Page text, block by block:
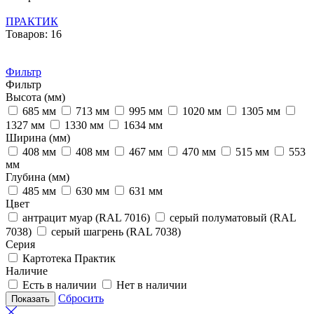
ПРАКТИК
Товаров: 16
Фильтр
Фильтр
Высота (мм)
685 мм
713 мм 995 мм 1020 мм
1305 мм
1327 мм
1330 мм
1634 мм
Ширина (мм)
408 мм
408 мм 467 мм 470 мм 515 мм
553
мм
Глубина (мм)
485 мм
630 мм
631 мм
Цвет
антрацит муар (RAL 7016)
серый полуматовый (RAL
7038)
серый шагрень (RAL 7038)
Серия
Картотека Практик
Наличие
Есть в наличии
Нет в наличии
Сбросить